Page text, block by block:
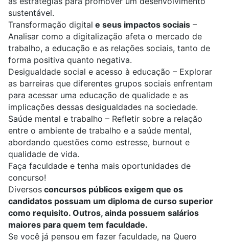
sustentável.
Transformação digital e seus impactos sociais –
Analisar como a digitalização afeta o mercado de
trabalho, a educação e as relações sociais, tanto de
forma positiva quanto negativa.
Desigualdade social e acesso à educação – Explorar
as barreiras que diferentes grupos sociais enfrentam
para acessar uma educação de qualidade e as
implicações dessas desigualdades na sociedade.
Saúde mental e trabalho – Refletir sobre a relação
entre o ambiente de trabalho e a saúde mental,
abordando questões como estresse, burnout e
qualidade de vida.
Faça faculdade e tenha mais oportunidades de
concurso!
Diversos concursos públicos exigem que os
candidatos possuam um diploma de curso superior
como requisito. Outros, ainda possuem salários
maiores para quem tem faculdade.
Se você já pensou em fazer faculdade, na Quero